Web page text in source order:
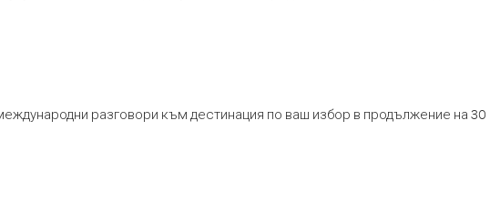
разговори към дестинация по ваш избор в продължение на 30